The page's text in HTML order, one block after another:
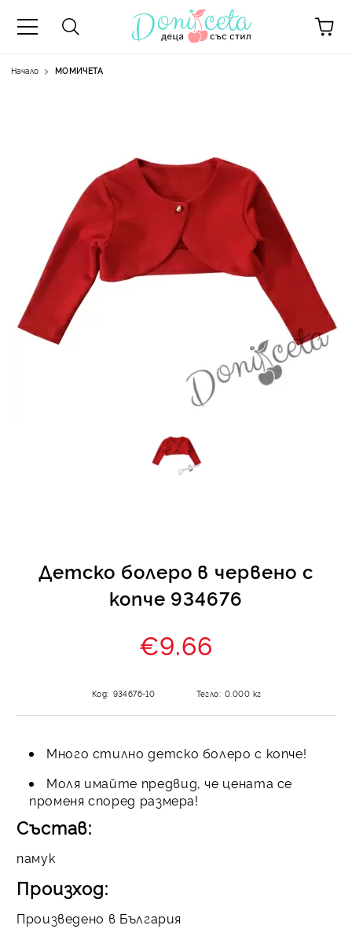
Начало МОМИЧЕТА
Детско болеро в червено с
копче 934676
€9.66
Код: 934676-10 Тегло: 0.000 кг
Много стилно детско болеро с копче!
Моля имайте предвид, че цената се
променя според размера!
Състав:
памук
Произход:
Произведено в България